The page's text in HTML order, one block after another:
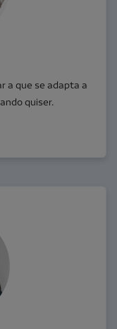
a que se adapta a
quiser.